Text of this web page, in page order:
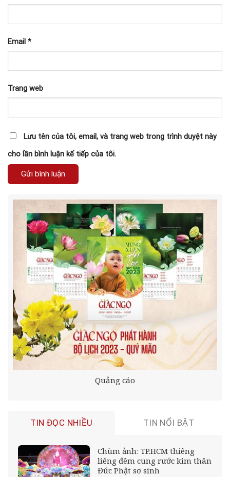
Email *
Trang web
Lưu tên của tôi, email, và trang web trong trình duyệt này
cho lần bình luận kế tiếp của tôi.
Quảng cáo
TIN ĐỌC NHIỀU TIN NỔI BẬT
Chùm ảnh: TP.HCM thiêng
liêng đêm cung rước kim thân
Đức Phật sơ sinh